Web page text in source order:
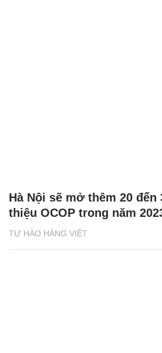
TỰ HÀO HÀNG VIỆT
Hà Nội sẽ mở thêm 20
thiệu OCOP trong năm